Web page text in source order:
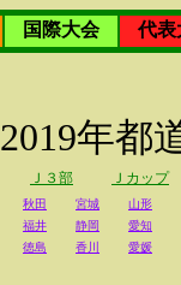
国際大会
代表
2019年都
Ｊ３部 Ｊカップ
秋田 宮城
山形
福井 静岡
愛知
徳島 香川 愛媛